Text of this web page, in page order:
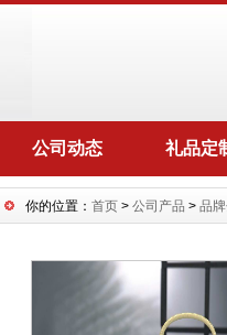
公司动态 礼品定
你的位置： 首页 > 公司产品 > 品